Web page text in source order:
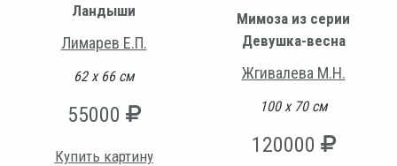
Ландыши
Лимарев Е.П.
62 х 66 см
55000
Купить картину
Мимоза из серии
Девушка-весна
Жгивалева М.Н.
100 х 70 см
120000